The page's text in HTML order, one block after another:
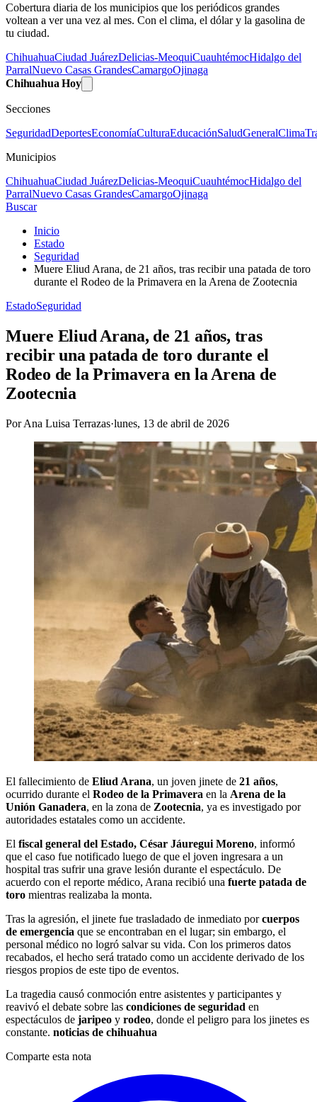
Cobertura diaria de los municipios que los periódicos grandes
voltean a ver una vez al mes. Con el clima, el dólar y la gasolina de
tu ciudad.
ChihuahuaCiudad JuárezDelicias-MeoquiCuauhtémocHidalgo del
ParralNuevo Casas GrandesCamargoOjinaga
Chihuahua Hoy
Secciones
SeguridadDeportesEconomíaCulturaEducaciónSaludGeneralClima
Municipios
ChihuahuaCiudad JuárezDelicias-MeoquiCuauhtémocHidalgo del
ParralNuevo Casas GrandesCamargoOjinaga
Buscar
Inicio
Estado
Seguridad
Muere Eliud Arana, de 21 años, tras recibir una patada de toro
durante el Rodeo de la Primavera en la Arena de Zootecnia
EstadoSeguridad
Muere Eliud Arana, de 21 años, tras
recibir una patada de toro durante el
Rodeo de la Primavera en la Arena de
Zootecnia
PorAna Luisa Terrazas·lunes, 13 de abril de 2026
El fallecimiento de Eliud Arana, un joven jinete de 21 años,
ocurrido durante el Rodeo de la Primavera en la Arena de la
Unión Ganadera, en la zona de Zootecnia, ya es investigado por
autoridades estatales como un accidente.
El fiscal general del Estado, César Jáuregui Moreno, informó
que el caso fue notificado luego de que el joven ingresara a un
hospital tras sufrir una grave lesión durante el espectáculo. De
acuerdo con el reporte médico, Arana recibió una fuerte patada de
toro mientras realizaba la monta.
Tras la agresión, el jinete fue trasladado de inmediato porcuerpos
de emergencia que se encontraban en el lugar; sin embargo, el
personal médico no logró salvar su vida. Con los primeros datos
recabados, el hecho será tratado como un accidente derivado de los
riesgos propios de este tipo de eventos.
La tragedia causó conmoción entre asistentes y participantes y
reavivó el debate sobre las condiciones de seguridad en
espectáculos de jaripeo y rodeo, donde el peligro para los jinetes es
constante. noticias de chihuahua
Comparte esta nota